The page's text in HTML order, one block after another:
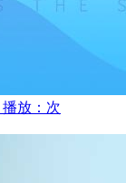
播放：次